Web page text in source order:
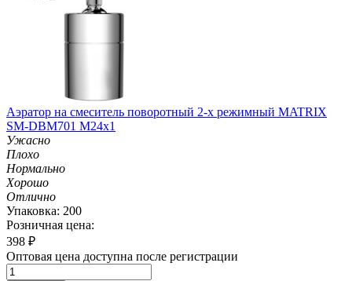
Аэратор на смеситель поворотный 2-х режимный MATRIX
SM-DBM701 M24х1
Ужасно
Плохо
Нормально
Хорошо
Отлично
Упаковка: 200
Розничная цена:
398 ₽
Оптовая цена доступна после регистрации